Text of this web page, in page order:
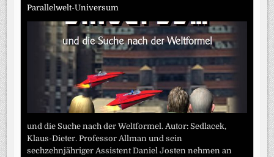
Parallelwelt-Universum
und die Suche nach der Weltformel. Autor: Sedlacek,
Klaus-Dieter. Professor Allman und sein
sechzehnjähriger Assistent Daniel Josten nehmen an